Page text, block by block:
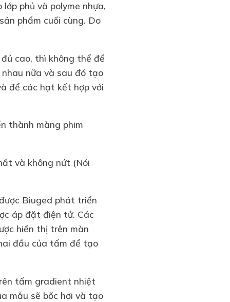
phủ và polyme nhựa,
phẩm cuối cùng. Do
cao, thì không thể để
nữa và sau đó tạo
để các hạt kết hợp với
thành màng phim
và không nứt (Nói
Biuged phát triển
áp đặt điện tử. Các
hiển thị trên màn
đầu của tấm để tạo
tấm gradient nhiệt
mẫu sẽ bốc hơi và tạo